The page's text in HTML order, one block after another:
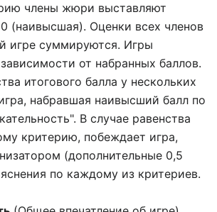
члены жюри выставляют
(наивысшая). Оценки всех членов
игре суммируются. Игры
от набранных баллов.
итогового балла у нескольких
набравшая наивысший балл по
В случае равенства
критерию, побеждает игра,
(дополнительные 0,5
по каждому из критериев.